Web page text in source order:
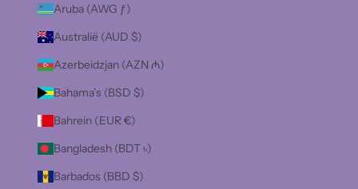
Aruba (AWG ƒ)
Australië (AUD $)
Azerbeidzjan (AZN ₼)
Bahama’s (BSD $)
Bahrein (EUR €)
Bangladesh (BDT ৳)
Barbados (BBD $)